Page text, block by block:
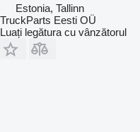
Estonia, Tallinn
TruckParts Eesti OÜ
Luați legătura cu vânzătorul